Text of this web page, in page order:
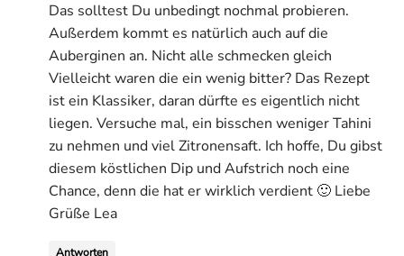
Das solltest Du unbedingt nochmal probieren.
Außerdem kommt es natürlich auch auf die
Auberginen an. Nicht alle schmecken gleich
Vielleicht waren die ein wenig bitter? Das Rezept
ist ein Klassiker, daran dürfte es eigentlich nicht
liegen. Versuche mal, ein bisschen weniger Tahini
zu nehmen und viel Zitronensaft. Ich hoffe, Du gibst
diesem köstlichen Dip und Aufstrich noch eine
Chance, denn die hat er wirklich verdient 🙂 Liebe
Grüße Lea
Antworten